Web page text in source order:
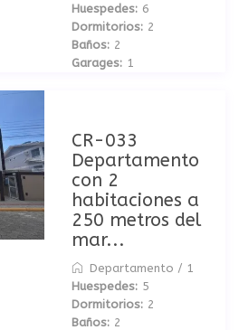
Huespedes: 6
Dormitorios: 2
Baños: 2
Garages: 1
CR-033
Departamento
con 2
habitaciones a
250 metros del
mar...
Departamento / 1
Huespedes: 5
Dormitorios: 2
Baños: 2